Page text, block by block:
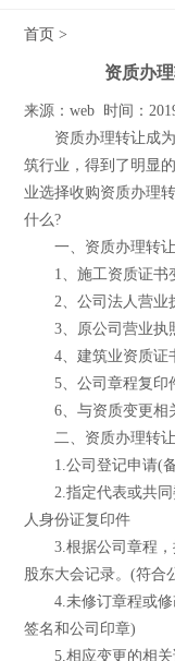
首页 >
资质办
来源：web 时间：
资质办理转让成为
筑行业，得到了明显
业选择收购资质办理
什么?
一、资质办理转让
1、施工资质证书
2、公司法人营业
3、原公司营业执
4、建筑业资质证
5、公司章程复印
6、与资质变更相
二、资质办理转让
1.公司登记申请(
2.指定代表或共同
人身份证复印件
3.根据公司章程，
股东大会记录。(符合
4.未修订章程或修
签名和公司印章)
5.相应变更的相关